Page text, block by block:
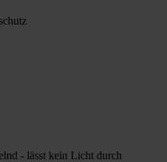
- lässt kein Licht durch